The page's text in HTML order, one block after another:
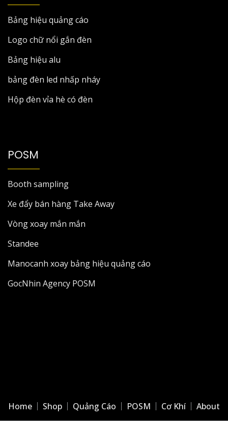
Bảng hiệu quảng cáo
Logo chữ nổi gắn đèn
Bảng hiệu alu
bảng đèn led nhấp nháy
Hộp đèn vỉa hè có đèn
POSM
Booth sampling
Xe đẩy bán hàng Take Away
Vòng xoay mắn mắn
Standee
Manocanh xoay bảng hiệu quảng cáo
GocNhin Agency POSM
Home Shop Quảng Cáo POSM Cơ Khí About